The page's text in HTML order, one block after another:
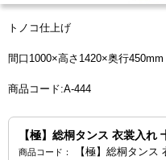
トノコ仕上げ
間口1000×高さ1420×奥行450mm
商品コード:A-444
【極】総桐タンス 衣裳入れ
商品コード：
【極】総桐タン